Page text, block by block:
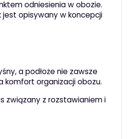
odniesienia w obozie.
jest opisywany w koncepcji
a podłoże nie zawsze
komfort organizacji obozu.
związany z rozstawianiem i